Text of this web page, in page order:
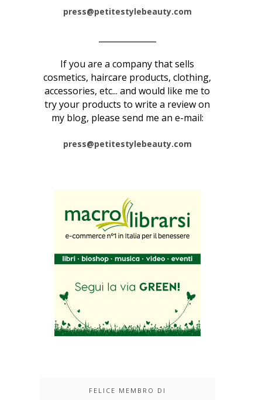
press@petitestylebeauty.com
If you are a company that sells
cosmetics, haircare products, clothing,
accessories, etc... and would like me to
try your products to write a review on
my blog, please send me an e-mail:
press@petitestylebeauty.com
FELICE MEMBRO DI